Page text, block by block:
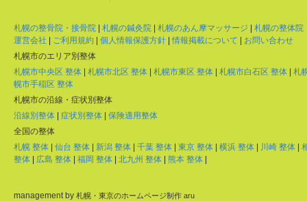
札幌の整骨院・接骨院 札幌の鍼灸院 札幌のあん摩マッサージ
札幌の整体院
運営会社
ご利用規約 個人情報保護方針 情報掲載について
お問い合わせ
札幌市のエリア別整体
札幌市中央区 整体
札幌市北区 整体 札幌市東区 整体 札幌市白石区 整体
札
幌市手稲区 整体
札幌市の沿線・症状別整体
沿線別整体
症状別整体
保険適用整体
全国の整体
札幌 整体
仙台 整体 新潟 整体 千葉 整体 東京 整体 横浜 整体 川崎 整体
整体
広島 整体 福岡 整体 北九州 整体 熊本 整体
management by 札幌・東京のホームページ制作 aru